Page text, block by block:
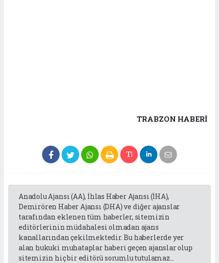
TRABZON HABERİ
Anadolu Ajansı (AA), İhlas Haber Ajansı (İHA),
Demirören Haber Ajansı (DHA) ve diğer ajanslar
tarafından eklenen tüm haberler, sitemizin
editörlerinin müdahalesi olmadan ajans
kanallarından çekilmektedir. Bu haberlerde yer
alan hukuki muhataplar haberi geçen ajanslar olup
sitemizin hiç bir editörü sorumlu tutulamaz...